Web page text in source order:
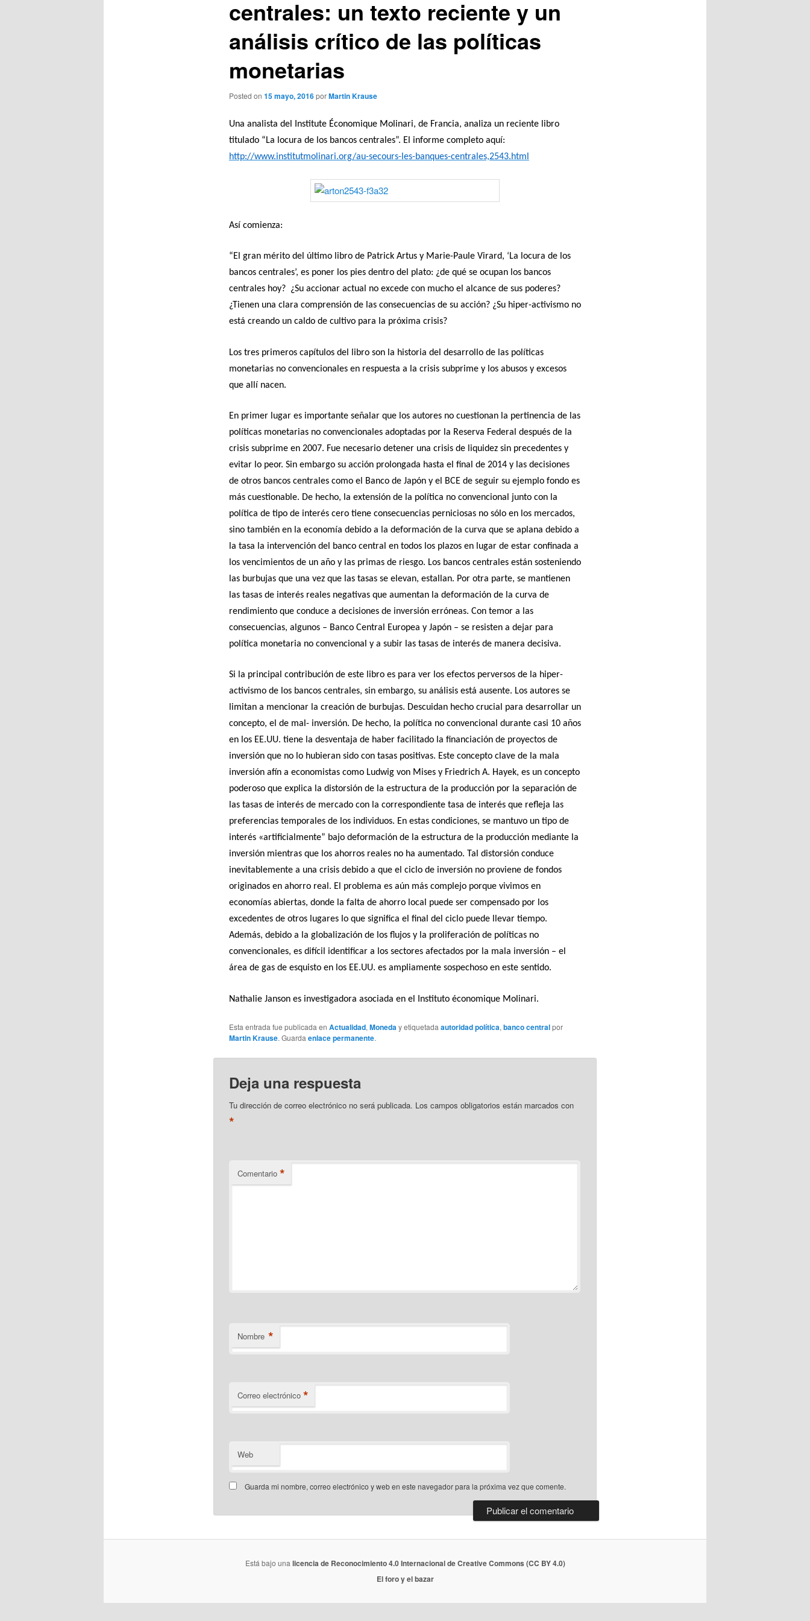
centrales: un texto reciente y un
análisis crítico de las políticas
monetarias
Posted on 15 mayo, 2016porMartin Krause
Una analista del Institute Économique Molinari, de Francia, analiza un reciente libro
titulado “La locura de los bancos centrales”. El informe completo aquí:
http://www.institutmolinari.org/au-secours-les-banques-centrales,2543.html
Así comienza:
“El gran mérito del último libro de Patrick Artus y Marie-Paule Virard, ‘La locura de los
bancos centrales’, es poner los pies dentro del plato: ¿de qué se ocupan los bancos
centrales hoy? ¿Su accionar actual no excede con mucho el alcance de sus poderes?
¿Tienen una clara comprensión de las consecuencias de su acción? ¿Su hiper-activismo no
está creando un caldo de cultivo para la próxima crisis?
Los tres primeros capítulos del libro son la historia del desarrollo de las políticas
monetarias no convencionales en respuesta a la crisis subprime y los abusos y excesos
que allí nacen.
En primer lugar es importante señalar que los autores no cuestionan la pertinencia de las
políticas monetarias no convencionales adoptadas por la Reserva Federal después de la
crisis subprime en 2007. Fue necesario detener una crisis de liquidez sin precedentes y
evitar lo peor. Sin embargo su acción prolongada hasta el final de 2014 y las decisiones
de otros bancos centrales como el Banco de Japón y el BCE de seguir su ejemplo fondo es
más cuestionable. De hecho, la extensión de la política no convencional junto con la
política de tipo de interés cero tiene consecuencias perniciosas no sólo en los mercados,
sino también en la economía debido a la deformación de la curva que se aplana debido a
la tasa la intervención del banco central en todos los plazos en lugar de estar confinada a
los vencimientos de un año y las primas de riesgo. Los bancos centrales están sosteniendo
las burbujas que una vez que las tasas se elevan, estallan. Por otra parte, se mantienen
las tasas de interés reales negativas que aumentan la deformación de la curva de
rendimiento que conduce a decisiones de inversión erróneas. Con temor a las
consecuencias, algunos – Banco Central Europea y Japón – se resisten a dejar para
política monetaria no convencional y a subir las tasas de interés de manera decisiva.
Si la principal contribución de este libro es para ver los efectos perversos de la hiper-
activismo de los bancos centrales, sin embargo, su análisis está ausente. Los autores se
limitan a mencionar la creación de burbujas. Descuidan hecho crucial para desarrollar un
concepto, el de mal- inversión. De hecho, la política no convencional durante casi 10 años
en los EE.UU. tiene la desventaja de haber facilitado la financiación de proyectos de
inversión que no lo hubieran sido con tasas positivas. Este concepto clave de la mala
inversión afín a economistas como Ludwig von Mises y Friedrich A. Hayek, es un concepto
poderoso que explica la distorsión de la estructura de la producción por la separación de
las tasas de interés de mercado con la correspondiente tasa de interés que refleja las
preferencias temporales de los individuos. En estas condiciones, se mantuvo un tipo de
interés «artificialmente” bajo deformación de la estructura de la producción mediante la
inversión mientras que los ahorros reales no ha aumentado. Tal distorsión conduce
inevitablemente a una crisis debido a que el ciclo de inversión no proviene de fondos
originados en ahorro real. El problema es aún más complejo porque vivimos en
economías abiertas, donde la falta de ahorro local puede ser compensado por los
excedentes de otros lugares lo que significa el final del ciclo puede llevar tiempo.
Además, debido a la globalización de los flujos y la proliferación de políticas no
convencionales, es difícil identificar a los sectores afectados por la mala inversión – el
área de gas de esquisto en los EE.UU. es ampliamente sospechoso en este sentido.
Nathalie Janson es investigadora asociada en el Instituto économique Molinari.
Esta entrada fue publicada en Actualidad, Moneday etiquetada autoridad política, banco centralpor
Martin Krause. Guarda enlace permanente.
Deja una respuesta
Tu dirección de correo electrónico no será publicada. Los campos obligatorios están marcados con
*
Comentario *
Nombre *
Correo electrónico *
Web
Guarda mi nombre, correo electrónico y web en este navegador para la próxima vez que comente.
Está bajo una licencia de Reconocimiento 4.0 Internacional de Creative Commons (CC BY 4.0)
El foro y el bazar